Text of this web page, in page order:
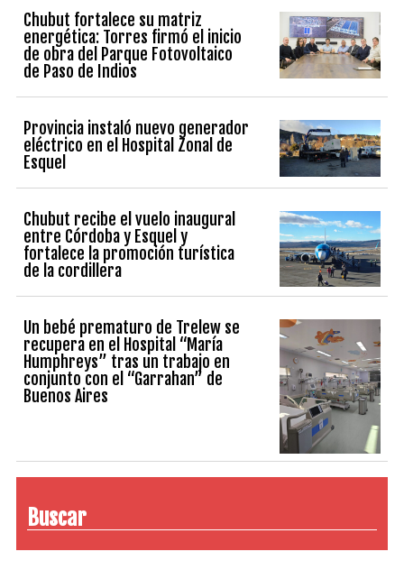
Chubut fortalece su matriz
energética: Torres firmó el inicio
de obra del Parque Fotovoltaico
de Paso de Indios
Provincia instaló nuevo generador
eléctrico en el Hospital Zonal de
Esquel
Chubut recibe el vuelo inaugural
entre Córdoba y Esquel y
fortalece la promoción turística
de la cordillera
Un bebé prematuro de Trelew se
recupera en el Hospital “María
Humphreys” tras un trabajo en
conjunto con el “Garrahan” de
Buenos Aires
Buscar